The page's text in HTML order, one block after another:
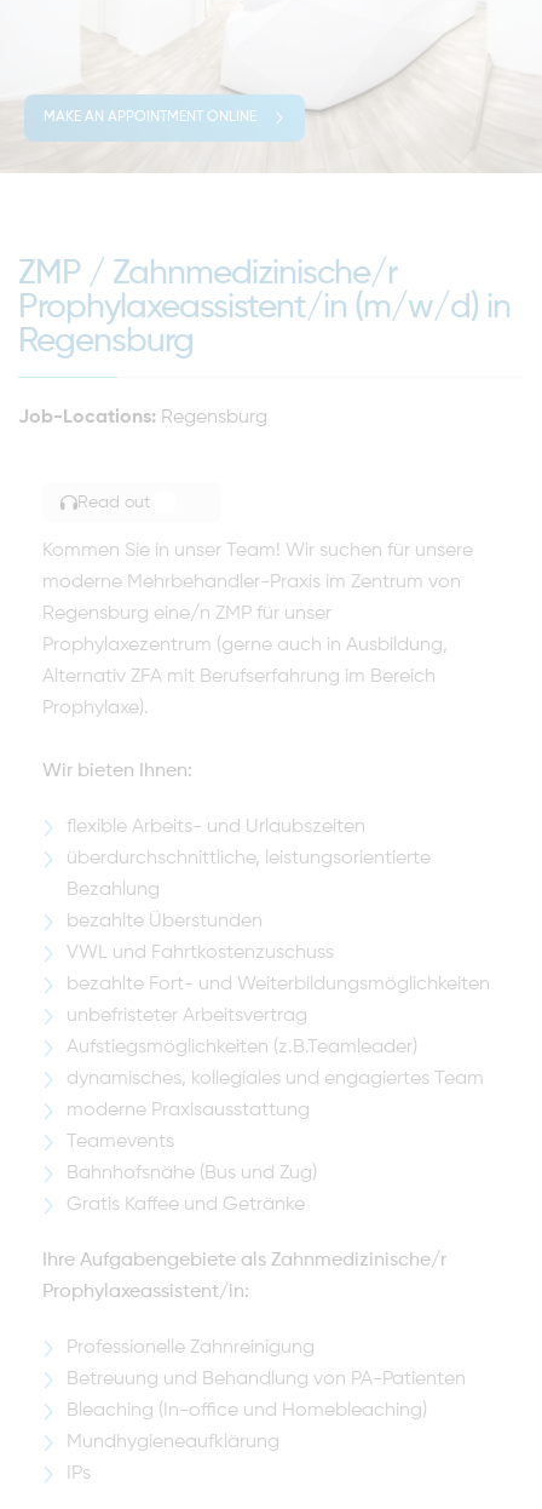
MAKE AN APPOINTMENT ONLINE
ZMP / Zahnmedizinische/r
Prophylaxeassistent/in (m/w/d) in
Regensburg
Job-Locations: Regensburg
Read out
Kommen Sie in unser Team! Wir suchen für unsere
moderne Mehrbehandler-Praxis im Zentrum von
Regensburg eine/n ZMP für unser
Prophylaxezentrum (gerne auch in Ausbildung,
Alternativ ZFA mit Berufserfahrung im Bereich
Prophylaxe).
Wir bieten Ihnen:
flexible Arbeits- und Urlaubszeiten
überdurchschnittliche, leistungsorientierte
Bezahlung
bezahlte Überstunden
VWL und Fahrtkostenzuschuss
bezahlte Fort- und Weiterbildungsmöglichkeiten
unbefristeter Arbeitsvertrag
Aufstiegsmöglichkeiten (z.B.Teamleader)
dynamisches, kollegiales und engagiertes Team
moderne Praxisausstattung
Teamevents
Bahnhofsnähe (Bus und Zug)
Gratis Kaffee und Getränke
Ihre Aufgabengebiete als Zahnmedizinische/r
Prophylaxeassistent/in:
Professionelle Zahnreinigung
Betreuung und Behandlung von PA-Patienten
Bleaching (In-office und Homebleaching)
Mundhygieneaufklärung
IPs